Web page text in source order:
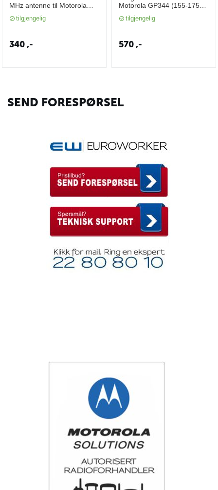
MHz antenne til Motorola
tilgjengelig
340,-
Motorola GP344 (155-175
tilgjengelig
570,-
SEND FORESPØRSEL